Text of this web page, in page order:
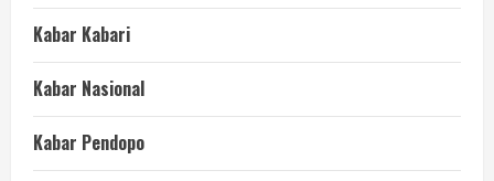
Kabar Kabari
Kabar Nasional
Kabar Pendopo